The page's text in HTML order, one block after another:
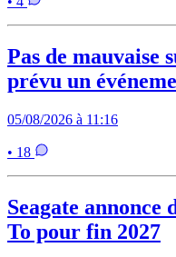
Pas de mauvaise
prévu un
05/08/2026 à 11:16
• 18
Seagate annonce
To pour fin 2027